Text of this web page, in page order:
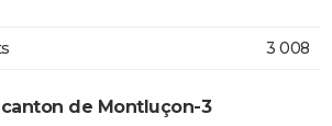
3 008
de Montluçon-3